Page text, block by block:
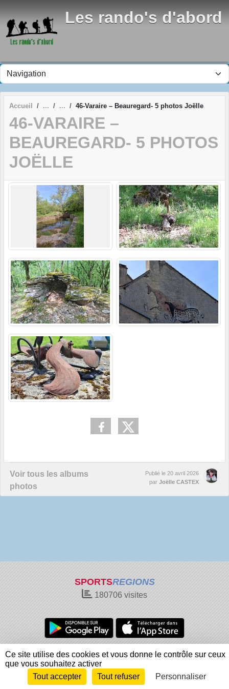
Les rando's d'abord
Accueil 46-Varaire – Beauregard- 5 photos Joëlle
46-VARAIRE –
BEAUREGARD- 5 PHOTOS
JOËLLE
Voir tous les albums
photos
Publié le 20 avril 2026
par Joëlle CASTEX
SPORTSREGIONS
180706 visites
Charte cookies
Gestion des cookies
Informations légales
Signaler un contenu inapproprié
Envie de participer ?
Connexion
Ce site utilise des cookies et vous donne le contrôle sur ceux
que vous souhaitez activer
Tout accepter
Tout refuser Personnaliser